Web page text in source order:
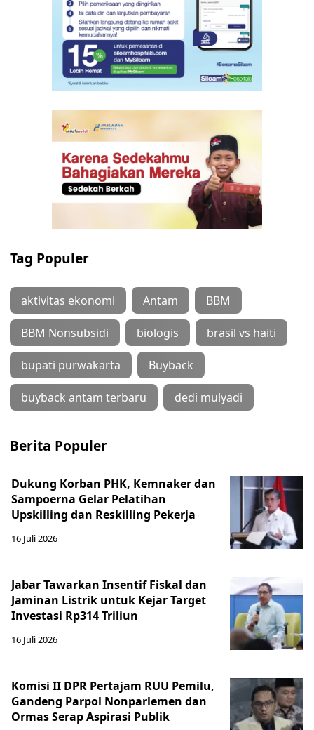
Tag Populer
aktivitas ekonomi Antam BBM
BBM Nonsubsidi biologis brasil vs haiti
bupati purwakarta Buyback
buyback antam terbaru dedi mulyadi
Berita Populer
Dukung Korban PHK, Kemnaker dan
Sampoerna Gelar Pelatihan
Upskilling dan Reskilling Pekerja
16 Juli 2026
Jabar Tawarkan Insentif Fiskal dan
Jaminan Listrik untuk Kejar Target
Investasi Rp314 Triliun
16 Juli 2026
Komisi II DPR Pertajam RUU Pemilu,
Gandeng Parpol Nonparlemen dan
Ormas Serap Aspirasi Publik